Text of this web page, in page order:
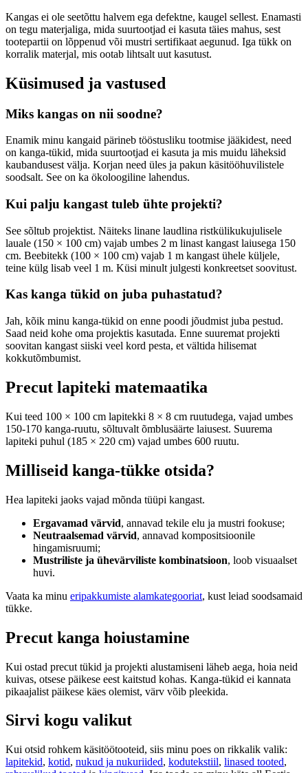
Kangas ei ole seetõttu halvem ega defektne, kaugel sellest. Enamasti
on tegu materjaliga, mida suurtootjad ei kasuta täies mahus, sest
tootepartii on lõppenud või mustri sertifikaat aegunud. Iga tükk on
korralik materjal, mis ootab lihtsalt uut kasutust.
Küsimused ja vastused
Miks kangas on nii soodne?
Enamik minu kangaid pärineb tööstusliku tootmise jääkidest, need
on kanga-tükid, mida suurtootjad ei kasuta ja mis muidu läheksid
kaubandusest välja. Korjan need üles ja pakun käsitööhuvilistele
soodsalt. See on ka ökoloogiline lahendus.
Kui palju kangast tuleb ühte projekti?
See sõltub projektist. Näiteks linane laudlina ristkülikukujulisele
lauale (150 × 100 cm) vajab umbes 2 m linast kangast laiusega 150
cm. Beebitekk (100 × 100 cm) vajab 1 m kangast ühele küljele,
teine külg lisab veel 1 m. Küsi minult julgesti konkreetset soovitust.
Kas kanga tükid on juba puhastatud?
Jah, kõik minu kanga-tükid on enne poodi jõudmist juba pestud.
Saad neid kohe oma projektis kasutada. Enne suuremat projekti
soovitan kangast siiski veel kord pesta, et vältida hilisemat
kokkutõmbumist.
Precut lapiteki matemaatika
Kui teed 100 × 100 cm lapitekki 8 × 8 cm ruutudega, vajad umbes
150-170 kanga-ruutu, sõltuvalt õmblusäärte laiusest. Suurema
lapiteki puhul (185 × 220 cm) vajad umbes 600 ruutu.
Milliseid kanga-tükke otsida?
Hea lapiteki jaoks vajad mõnda tüüpi kangast.
Ergavamad värvid, annavad tekile elu ja mustri fookuse;
Neutraalsemad värvid, annavad kompositsioonile
hingamisruumi;
Mustriliste ja ühevärviliste kombinatsioon, loob visuaalset
huvi.
Vaata ka minu eripakkumiste alamkategooriat, kust leiad soodsamaid
tükke.
Precut kanga hoiustamine
Kui ostad precut tükid ja projekti alustamiseni läheb aega, hoia neid
kuivas, otsese päikese eest kaitstud kohas. Kanga-tükid ei kannata
pikaajalist päikese käes olemist, värv võib pleekida.
Sirvi kogu valikut
Kui otsid rohkem käsitöötooteid, siis minu poes on rikkalik valik:
lapitekid, kotid, nukud ja nukuriided, kodutekstiil, linased tooted,